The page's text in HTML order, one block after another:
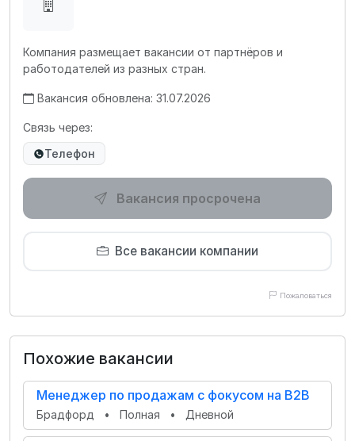
Компания размещает вакансии от партнёров и
работодателей из разных стран.
Вакансия обновлена: 31.07.2026
Связь через:
Телефон
Вакансия просрочена
Все вакансии компании
Пожаловаться
Похожие вакансии
Менеджер по продажам с фокусом на B2B
Брадфорд • Полная • Дневной